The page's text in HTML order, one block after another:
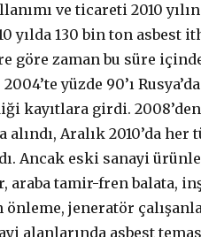
ve ticareti 2010
yılda 130 bin ton asbest
göre zaman bu süre
yüzde 90’ı
kayıtlara girdi.
Aralık 2010’da her
Ancak eski sanayi
tamir-fren balata,
önleme, jeneratör
alanlarında asbest